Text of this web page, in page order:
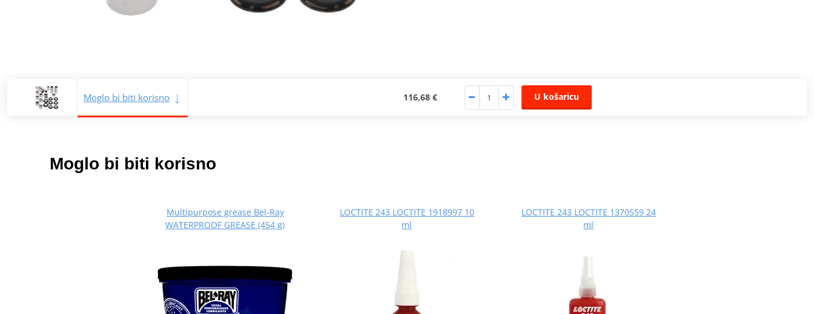
Moglo bi biti korisno 116,68 € U košaricu
Moglo bi biti korisno
Multipurpose grease Bel-Ray
WATERPROOF GREASE (454 g)
LOCTITE 243 LOCTITE 1918997 10
ml
LOCTITE 243 LOCTITE 1370559 24
ml